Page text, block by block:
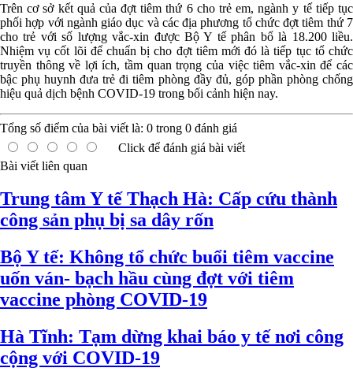
Trên cơ sở kết quả của đợt tiêm thứ 6 cho trẻ em, ngành y tế tiếp tục
phối hợp với ngành giáo dục và các địa phương tổ chức đợt tiêm thứ 7
cho trẻ với số lượng vắc-xin được Bộ Y tế phân bổ là 18.200 liều.
Nhiệm vụ cốt lõi để chuẩn bị cho đợt tiêm mới đó là tiếp tục tổ chức
truyền thông về lợi ích, tầm quan trọng của việc tiêm vắc-xin để các
bậc phụ huynh đưa trẻ đi tiêm phòng đầy đủ, góp phần phòng chống
hiệu quả dịch bệnh COVID-19 trong bối cảnh hiện nay.
Tổng số điểm của bài viết là: 0 trong 0 đánh giá
Click để đánh giá bài viết
Bài viết liên quan
Trung tâm Y tế Thạch Hà: Cấp cứu thành
công sản phụ bị sa dây rốn
Bộ Y tế: Không tổ chức buổi tiêm vaccine
uốn ván- bạch hầu cùng đợt với tiêm
vaccine phòng COVID-19
Hà Tĩnh: Tạm dừng khai báo y tế nơi công
cộng với COVID-19